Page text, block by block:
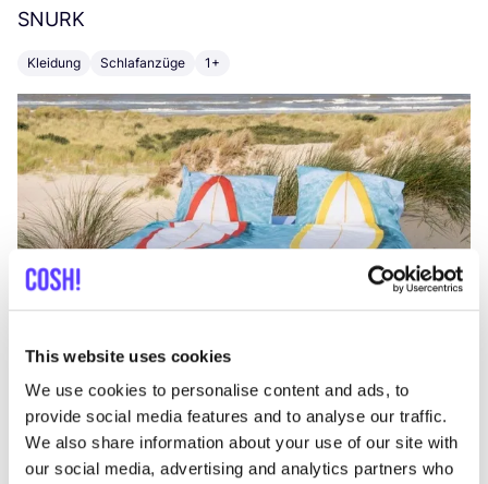
This website uses cookies
We use cookies to personalise content and ads, to
provide social media features and to analyse our traffic.
We also share information about your use of our site with
our social media, advertising and analytics partners who
SNURK
Kleidung Schlafanzüge 1+